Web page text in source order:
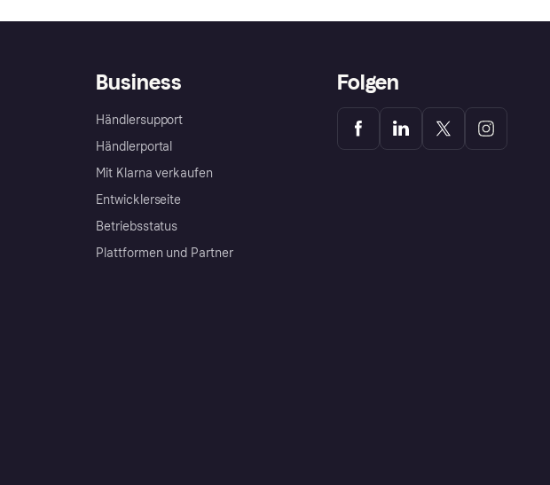
Business
Händlersupport
Händlerportal
Mit Klarna verkaufen
Entwicklerseite
Betriebsstatus
Plattformen und Partner
Folgen